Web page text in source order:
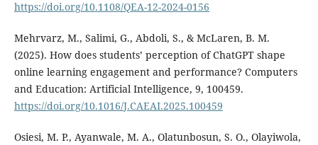
https://doi.org/10.1108/QEA-12-2024-0156
Mehrvarz, M., Salimi, G., Abdoli, S., & McLaren, B. M.
(2025). How does students’ perception of ChatGPT shape
online learning engagement and performance? Computers
and Education: Artificial Intelligence, 9, 100459.
https://doi.org/10.1016/J.CAEAI.2025.100459
Osiesi, M. P., Ayanwale, M. A., Olatunbosun, S. O., Olayiwola,